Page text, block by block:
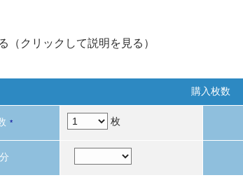
（クリックして説明を見る）
購入枚数
* 枚